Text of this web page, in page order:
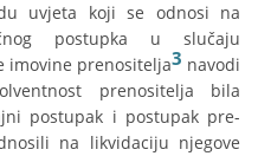
uvjeta koji se odnosi na
postupka u slučaju
imovine prenositelja3 navodi
prenositelja bila
postupak i postupak pre-
na likvidaciju njegove